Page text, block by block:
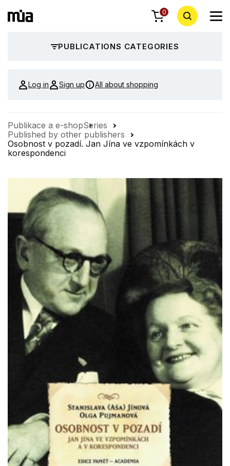
0
PUBLICATIONS CATEGORIES
Log in Sign up All about shopping
Publikace a e-shopSeries
Published by other publishers
Osobnost v pozadí. Jan Jína ve vzpomínkách v
korespondenci